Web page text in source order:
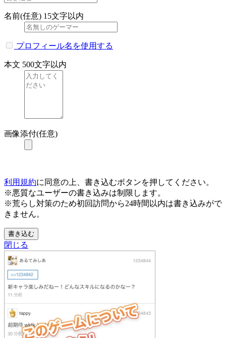
名前(任意) 15文字以内
プロフィール名を使用する
本文 500文字以内
画像添付(任意)
利用規約に同意の上、書き込むボタンを押してください。
※悪質なユーザーの書き込みは制限します。
※荒らし対策のため初回訪問から24時間以内は書き込みがで
きません。
書き込む
閉じる